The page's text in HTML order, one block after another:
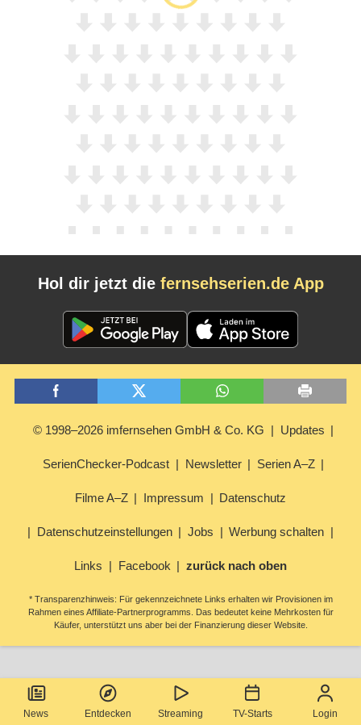
News Entdecken Streaming TV-Starts Login
Hol dir jetzt die fernsehserien.de App
© 1998–2026 imfernsehen GmbH & Co. KG Updates
SerienChecker-Podcast Newsletter Serien A–Z
Filme A–Z Impressum Datenschutz
Datenschutzeinstellungen Jobs Werbung schalten
Links Facebook zurück nach oben
* Transparenzhinweis: Für gekennzeichnete Links erhalten wir Provisionen im
Rahmen eines Affiliate-Partnerprogramms. Das bedeutet keine Mehrkosten für
Käufer, unterstützt uns aber bei der Finanzierung dieser Website.